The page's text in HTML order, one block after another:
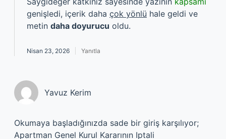
genişledi, içerik daha çok yönlü hale geldi ve
metin daha doyurucu oldu.
Nisan 23, 2026 Yanıtla
Yavuz Kerim
Okumaya başladığınızda sade bir giriş karşılıyor;
Apartman Genel Kurul Kararının Iptali